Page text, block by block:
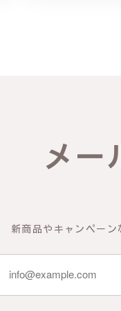
いただき、誠にありがと
きるよう努めてまいりま
の梅の花が咲いているか
着した商品を確認した
た、機会があれば利用し
メー
新商品やキャンペーン